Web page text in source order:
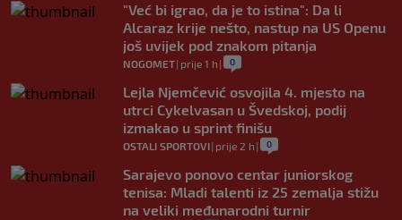
"Već bi igrao, da je to istina": Da li
Alcaraz krije nešto, nastup na US Openu
još uvijek pod znakom pitanja
NOGOMET| prije 1 h | 0
Lejla Njemčević osvojila 4. mjesto na
utrci Cykelvasan u Švedskoj, podij
izmakao u sprint finišu
OSTALI SPORTOVI| prije 2 h | 0
Sarajevo ponovo centar juniorskog
tenisa: Mladi talenti iz 25 zemalja stižu
na veliki međunarodni turnir